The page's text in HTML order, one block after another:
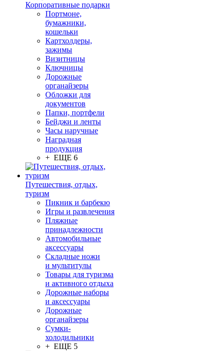
Корпоративные подарки
Портмоне,
бумажники,
кошельки
Картхолдеры,
зажимы
Визитницы
Ключницы
Дорожные
органайзеры
Обложки для
документов
Папки, портфели
Бейджи и ленты
Часы наручные
Наградная
продукция
+ ЕЩЕ 6
Путешествия, отдых,
туризм
Пикник и барбекю
Игры и развлечения
Пляжные
принадлежности
Автомобильные
аксессуары
Складные ножи
и мультитулы
Товары для туризма
и активного отдыха
Дорожные наборы
и аксессуары
Дорожные
органайзеры
Сумки-
холодильники
+ ЕЩЕ 5